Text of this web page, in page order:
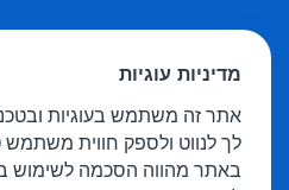
מדיניות
מדיניות עוגיות
אתר זה משתמש בעוגיות
לך לנווט ולספק חווית משתמש
באתר מהווה הסכמה לשימוש